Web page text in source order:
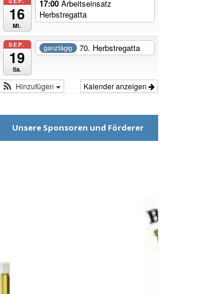
16
Mi.
17:00 Arbeitseinsatz
Herbstregatta
SEP.
19
Sa.
ganztägig 70. Herbstregatta
Kalender anzeigen
Hinzufügen
Unsere Sponsoren und Förderer